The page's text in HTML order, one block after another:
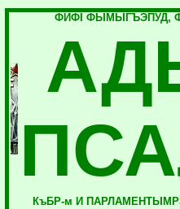
ФИФI ФЫМЫГЪЭПУД,
КъБР-м И